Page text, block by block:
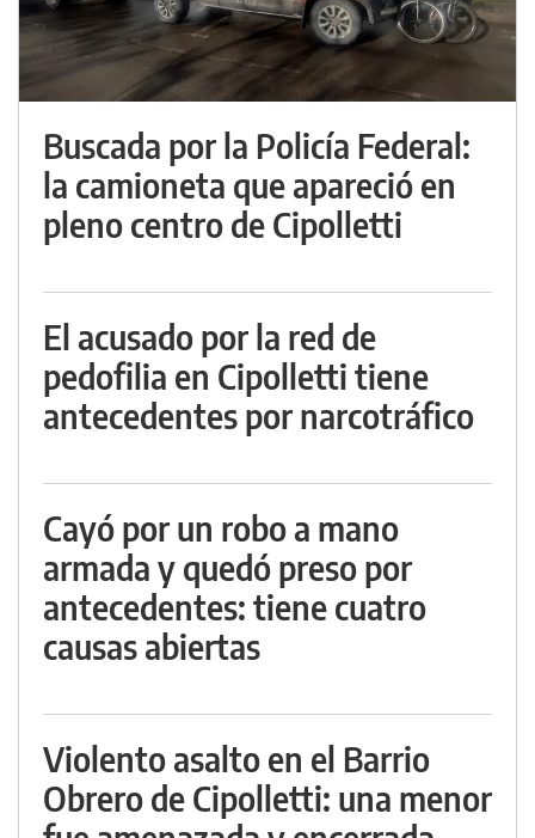
Buscada por la Policía Federal:
la camioneta que apareció en
pleno centro de Cipolletti
El acusado por la red de
pedofilia en Cipolletti tiene
antecedentes por narcotráfico
Cayó por un robo a mano
armada y quedó preso por
antecedentes: tiene cuatro
causas abiertas
Violento asalto en el Barrio
Obrero de Cipolletti: una menor